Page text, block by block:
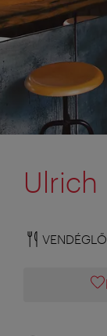
Ulrich
VENDÉGLŐ